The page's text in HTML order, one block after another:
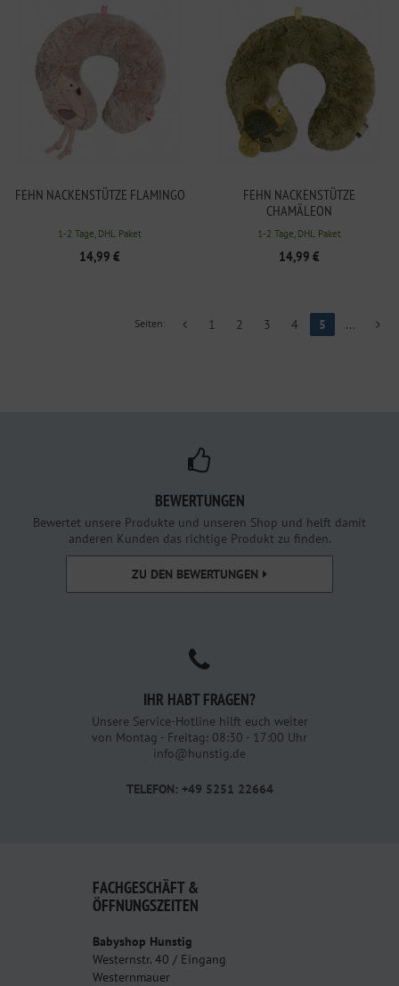
FEHN NACKENSTÜTZE FLAMINGO
1-2 Tage, DHL Paket
14,99 €
FEHN NACKENSTÜTZE
CHAMÄLEON
1-2 Tage, DHL Paket
14,99 €
Seiten: 1 2 3 4 5 ...
BEWERTUNGEN
Bewertet unsere Produkte und unseren Shop und helft damit
anderen Kunden das richtige Produkt zu finden.
ZU DEN BEWERTUNGEN
IHR HABT FRAGEN?
Unsere Service-Hotline hilft euch weiter
von Montag - Freitag: 08:30 - 17:00 Uhr
info@hunstig.de
TELEFON: +49 5251 22664
FACHGESCHÄFT &
ÖFFNUNGSZEITEN
Babyshop Hunstig
Westernstr. 40 / Eingang
Westernmauer